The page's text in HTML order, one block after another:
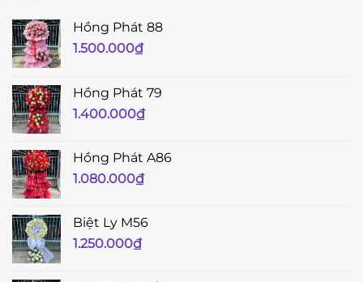
Hồng Phát 88
1.500.000₫
Hồng Phát 79
1.400.000₫
Hồng Phát A86
1.080.000₫
Biệt Ly M56
1.250.000₫